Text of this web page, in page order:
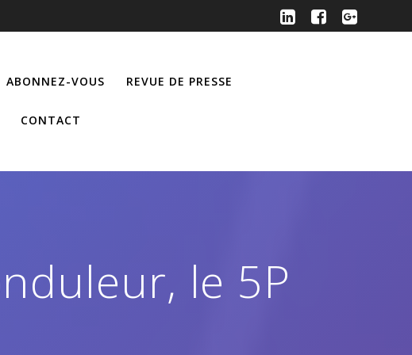
ABONNEZ-VOUS REVUE DE PRESSE
CONTACT
le 5P